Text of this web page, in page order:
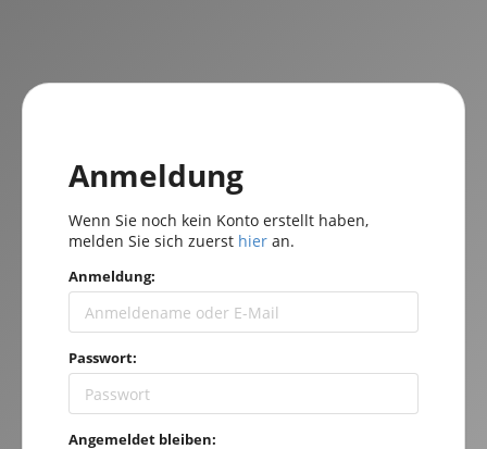
Anmeldung
Wenn Sie noch kein Konto erstellt haben,
melden Sie sich zuerst hier an.
Anmeldung:
Passwort:
Angemeldet bleiben: